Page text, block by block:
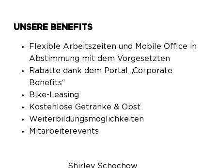
UNSERE BENEFITS
Flexible Arbeitszeiten und Mobile Office in
Abstimmung mit dem Vorgesetzten
Rabatte dank dem Portal „Corporate
Benefits“
Bike-Leasing
Kostenlose Getränke & Obst
Weiterbildungsmöglichkeiten
Mitarbeiterevents
Shirley Schochow